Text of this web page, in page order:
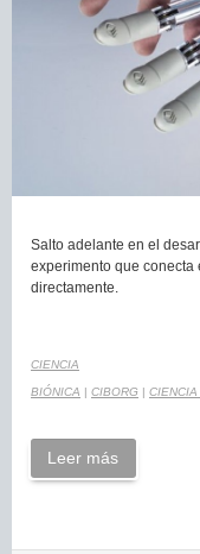
Salto adelante en el
experimento que
directamente.
CIENCIA
BIÓNICA | CIBORG |
Leer más